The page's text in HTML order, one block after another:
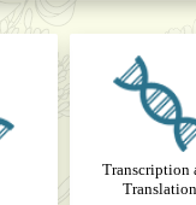
Transcription
Translation